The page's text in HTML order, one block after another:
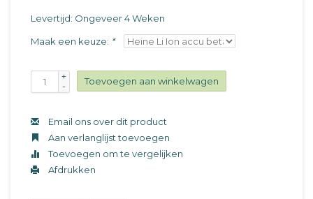
Levertijd: Ongeveer 4 Weken
Maak een keuze: *
+
-
Toevoegen aan winkelwagen
Email ons over dit product
Aan verlanglijst toevoegen
Toevoegen om te vergelijken
Afdrukken